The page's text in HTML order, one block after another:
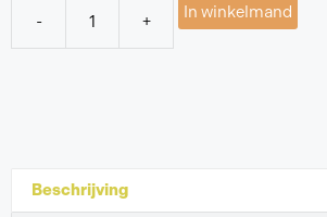
- + In winkelmand
Beschrijving